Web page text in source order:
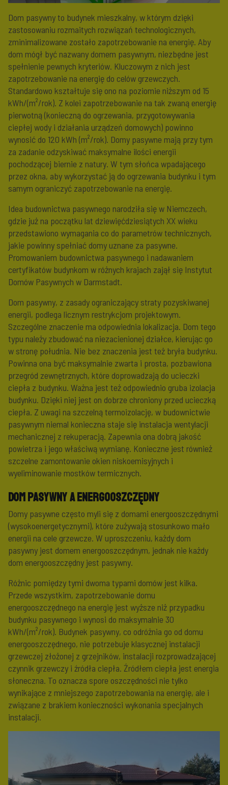
Dom pasywny to budynek mieszkalny, w którym dzięki
zastosowaniu rozmaitych rozwiązań technologicznych,
zminimalizowane zostało zapotrzebowanie na energię. Aby
dom mógł być nazwany domem pasywnym, niezbędne jest
spełnienie pewnych kryteriów. Kluczowym z nich jest
zapotrzebowanie na energię do celów grzewczych.
Standardowo kształtuje się ono na poziomie niższym od 15
kWh/(m²/rok). Z kolei zapotrzebowanie na tak zwaną energię
pierwotną (konieczną do ogrzewania, przygotowywania
ciepłej wody i działania urządzeń domowych) powinno
wynosić do 120 kWh (m²/rok). Domy pasywne mają przy tym
za zadanie odzyskiwać maksymalne ilości energii
pochodzącej biernie z natury. W tym słońca wpadającego
przez okna, aby wykorzystać ją do ogrzewania budynku i tym
samym ograniczyć zapotrzebowanie na energię.
Idea budownictwa pasywnego narodziła się w Niemczech,
gdzie już na początku lat dziewięćdziesiątych XX wieku
przedstawiono wymagania co do parametrów technicznych,
jakie powinny spełniać domy uznane za pasywne.
Promowaniem budownictwa pasywnego i nadawaniem
certyfikatów budynkom w różnych krajach zajął się Instytut
Domów Pasywnych w Darmstadt.
Dom pasywny, z zasady ograniczający straty pozyskiwanej
energii, podlega licznym restrykcjom projektowym.
Szczególne znaczenie ma odpowiednia lokalizacja. Dom tego
typu należy zbudować na niezacienionej działce, kierując go
w stronę południa. Nie bez znaczenia jest też bryła budynku.
Powinna ona być maksymalnie zwarta i prosta, pozbawiona
przegród zewnętrznych, które doprowadzają do ucieczki
ciepła z budynku. Ważna jest też odpowiednio gruba izolacja
budynku. Dzięki niej jest on dobrze chroniony przed ucieczką
ciepła. Z uwagi na szczelną termoizolację, w budownictwie
pasywnym niemal konieczna staje się instalacja wentylacji
mechanicznej z rekuperacją. Zapewnia ona dobrą jakość
powietrza i jego właściwą wymianę. Konieczne jest również
szczelne zamontowanie okien niskoemisyjnych i
wyeliminowanie mostków termicznych.
Dom pasywny a energooszczędny
Domy pasywne często myli się z domami energooszczędnymi
(wysokoenergetycznymi), które zużywają stosunkowo mało
energii na cele grzewcze. W uproszczeniu, każdy dom
pasywny jest domem energooszczędnym, jednak nie każdy
dom energooszczędny jest pasywny.
Różnic pomiędzy tymi dwoma typami domów jest kilka.
Przede wszystkim, zapotrzebowanie domu
energooszczędnego na energię jest wyższe niż przypadku
budynku pasywnego i wynosi do maksymalnie 30
kWh/(m²/rok). Budynek pasywny, co odróżnia go od domu
energooszczędnego, nie potrzebuje klasycznej instalacji
grzewczej złożonej z grzejników, instalacji rozprowadzającej
czynnik grzewczy i źródła ciepła. Źródłem ciepła jest energia
słoneczna. To oznacza spore oszczędności nie tylko
wynikające z mniejszego zapotrzebowania na energię, ale i
związane z brakiem konieczności wykonania specjalnych
instalacji.